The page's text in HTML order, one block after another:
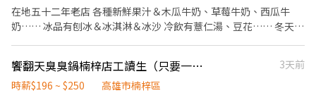
在地五十二年老店 各種新鮮果汁＆木瓜牛奶、草莓牛奶、西瓜牛
奶…… 冰品有刨冰＆冰淇淋＆冰沙 冷飲有薏仁湯、豆花…… 冬天會
清潔， 工作輕鬆（極少外送服務） 上班時間： 10：00～16:00
16：00～22：30 17：00～22：30 ❗️可自行排班排休
饗翻天臭臭鍋楠梓店工讀生（只要一位）
3天前
時薪$196 ~ $250
高雄市楠梓區